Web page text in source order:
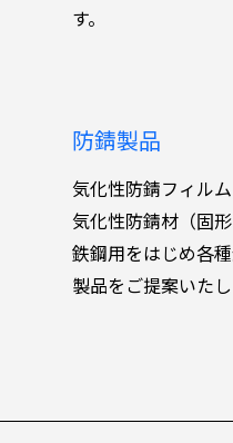
す。
防錆製品
気化性防錆フィル
気化性防錆材（固
鉄鋼用をはじめ各
製品をご提案いたし